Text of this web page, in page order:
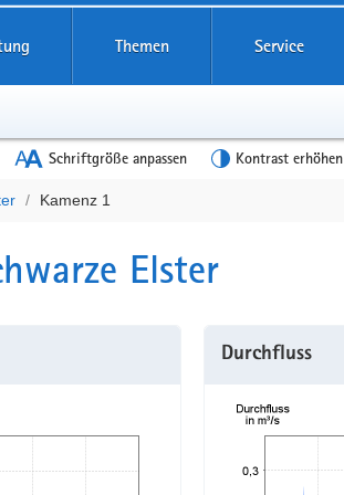
Themen Service
Schriftgröße anpassen Kontrast erhöhen
Kamenz 1
Elster
Durchfluss